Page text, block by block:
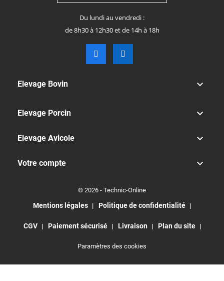
Du lundi au vendredi :
de 8h30 à 12h30 et de 14h à 18h
Elevage Bovin 
Elevage Porcin 
Elevage Avicole 
Votre compte 
© 2026 - Technic-Online
Mentions légales Politique de confidentialité
CGV Paiement sécurisé Livraison Plan du site
Paramètres des cookies